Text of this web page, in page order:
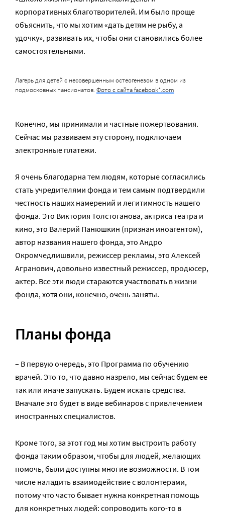
корпоративных благотворителей. Им было проще
объяснить, что мы хотим «дать детям не рыбу, а
удочку», развивать их, чтобы они становились более
самостоятельными.
Лагерь для детей с несовершенным остеогенезом в одном из
подмосковных пансионатов. Фото с сайта facebook*.com
Конечно, мы принимали и частные пожертвования.
Сейчас мы развиваем эту сторону, подключаем
электронные платежи.
Я очень благодарна тем людям, которые согласились
стать учредителями фонда и тем самым подтвердили
честность наших намерений и легитимность нашего
фонда. Это Виктория Толстоганова, актриса театра и
кино, это Валерий Панюшкин (признан иноагентом),
автор названия нашего фонда, это Андро
Окромчедлишвили, режиссер рекламы, это Алексей
Агранович, довольно известный режиссер, продюсер,
актер. Все эти люди стараются участвовать в жизни
фонда, хотя они, конечно, очень заняты.
Планы фонда
– В первую очередь, это Программа по обучению
врачей. Это то, что давно назрело, мы сейчас будем ее
так или иначе запускать. Будем искать средства.
Вначале это будет в виде вебинаров с привлечением
иностранных специалистов.
Кроме того, за этот год мы хотим выстроить работу
фонда таким образом, чтобы для людей, желающих
помочь, были доступны многие возможности. В том
числе наладить взаимодействие с волонтерами,
потому что часто бывает нужна конкретная помощь
для конкретных людей: сопроводить кого-то в